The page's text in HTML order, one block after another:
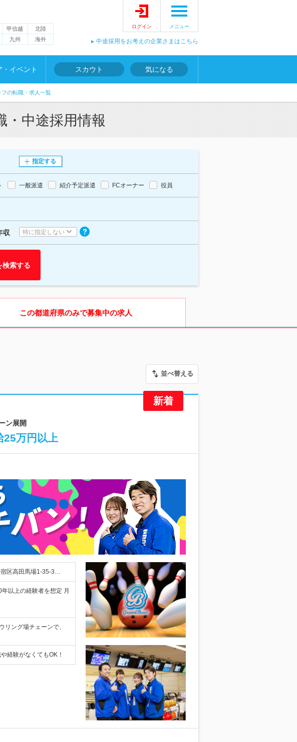
甲信越
北陸
九州 海外
ログイン メニュー
中途採用をお考えの企業さまはこちら
イベント スカウト 気になる
の転職・求人一覧
・中途採用情報
指定する
一般派遣 紹介予定派遣 FCオーナー 役員
収 特に指定しない
検索する
この都道府県のみで募集中の求人
並べ替える
ン展開
万円以上
区高田馬場1-35-3…
以上の経験者を想定 月
リング場チェーンで、
経験がなくてもOK！